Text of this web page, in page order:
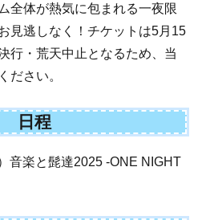
全体が熱気に包まれる一夜限
見逃しなく！チケットは5月15
行・荒天中止となるため、当
ださい。
日程
音楽と髭達2025 -ONE NIGHT